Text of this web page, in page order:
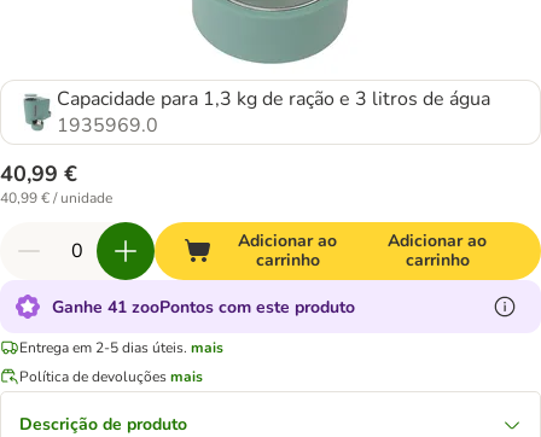
Capacidade para 1,3 kg de ração e 3 litros de água
1935969.0
40,99 €
40,99 € / unidade
Adicionar ao
carrinho
Adicionar ao
carrinho
Ganhe 41 zooPontos com este produto
Entrega em 2-5 dias úteis. mais
Política de devoluçõesmais
Descrição de produto